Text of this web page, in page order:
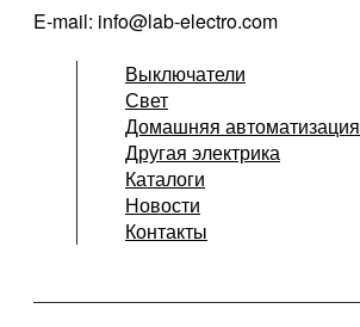
E-mail: info@lab-electro.com
Выключатели
Свет
Домашняя автоматизация
Другая электрика
Каталоги
Новости
Контакты